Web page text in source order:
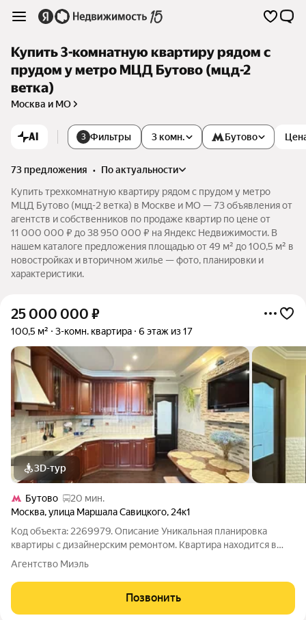
Купить 3-комнатную квартиру рядом с
прудом у метро МЦД Бутово (мцд-2
ветка)
Москва и МО
AI 3 Фильтры 3 комн. Бутово
73 предложения •
по актуальности
Купить трехкомнатную квартиру рядом с прудом у метро
МЦД Бутово (мцд-2 ветка) в Москве и МО — 73 объявления от
агентств и собственников по продаже квартир по цене от
11 000 000 ₽ до 38 950 000 ₽ на Яндекс Недвижимости. В
нашем каталоге предложения площадью от 49 м² до 100,5 м² в
новостройках и вторичном жилье — фото, планировки и
характеристики.
25 000 000 ₽
100,5 м² 3-комн. квартира 6 этаж из 17
3D-тур
Бутово
20 мин.
Москва,улица Маршала Савицкого, 24к1
Код объекта: 2269979. Описание Уникальная планировка
квартиры с дизайнерским ремонтом. Квартира находится в
очень зеленом районе , в окружении парков, тихом и
проживания семьи с детьми , так и для
Агентство Миэль
Позвонить